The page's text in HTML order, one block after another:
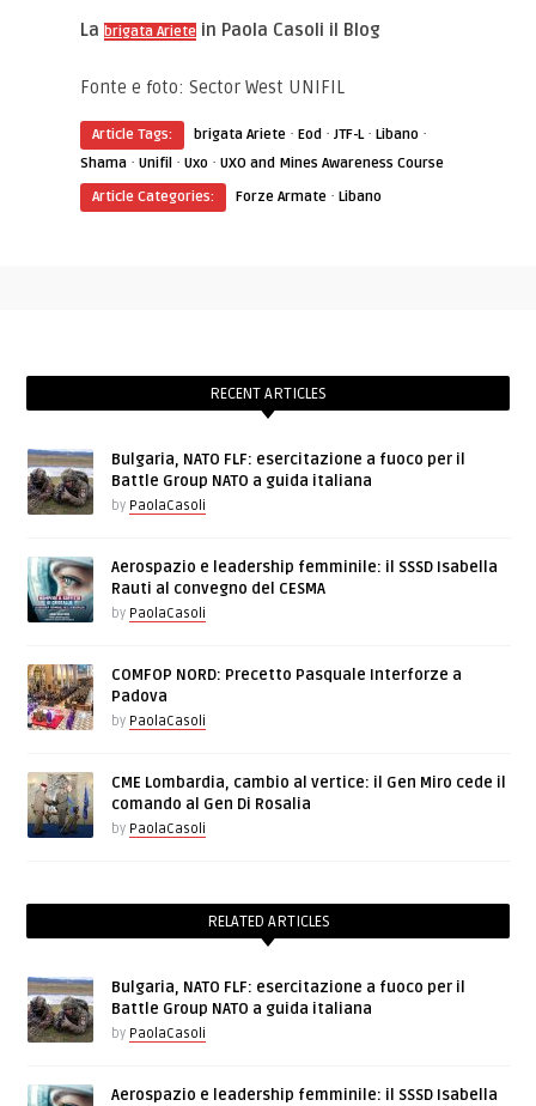
Labrigata Ariete in Paola Casoli il Blog
Fonte e foto: Sector West UNIFIL
Article Tags: brigata Ariete ·Eod ·JTF-L·Libano ·
Shama ·Unifil ·Uxo ·UXO and Mines Awareness Course
Article Categories:
Forze Armate ·Libano
RECENT ARTICLES
Bulgaria, NATO FLF: esercitazione a fuoco per il
Battle Group NATO a guida italiana
by PaolaCasoli
Aerospazio e leadership femminile: il SSSD Isabella
Rauti al convegno del CESMA
by PaolaCasoli
COMFOP NORD: Precetto Pasquale Interforze a
Padova
by PaolaCasoli
CME Lombardia, cambio al vertice: il Gen Miro cede il
comando al Gen Di Rosalia
by PaolaCasoli
RELATED ARTICLES
Bulgaria, NATO FLF: esercitazione a fuoco per il
Battle Group NATO a guida italiana
by PaolaCasoli
Aerospazio e leadership femminile: il SSSD Isabella